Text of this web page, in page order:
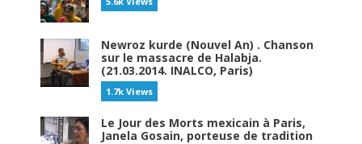
Newroz kurde (Nouvel An) . Chanson
sur le massacre de Halabja.
(21.03.2014. INALCO, Paris)
1.7k Views
Le Jour des Morts mexicain à Paris,
Janela Gosain, porteuse de tradition